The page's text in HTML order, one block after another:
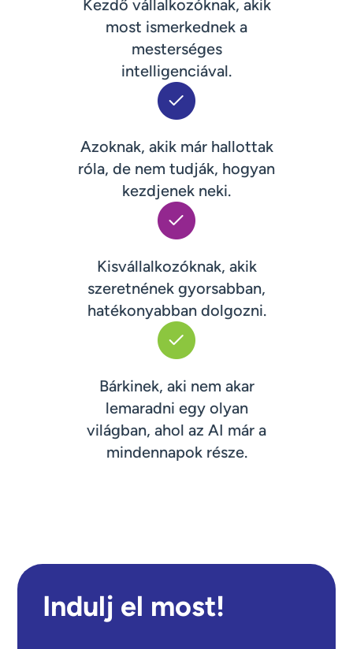
Kezdő vállalkozóknak, akik
most ismerkednek a
mesterséges
intelligenciával.
Azoknak, akik már hallottak
róla, de nem tudják, hogyan
kezdjenek neki.
Kisvállalkozóknak, akik
szeretnének gyorsabban,
hatékonyabban dolgozni.
Bárkinek, aki nem akar
lemaradni egy olyan
világban, ahol az AI már a
mindennapok része.
Indulj el most!